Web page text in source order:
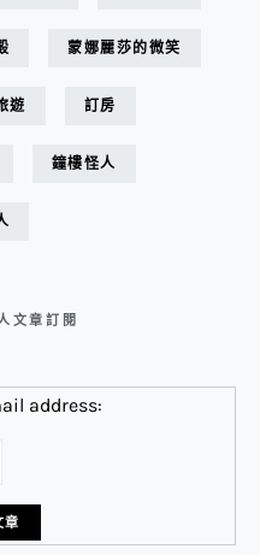
蒙娜麗莎的微笑
遊 訂房
鐘樓怪人
文章訂閱
address: